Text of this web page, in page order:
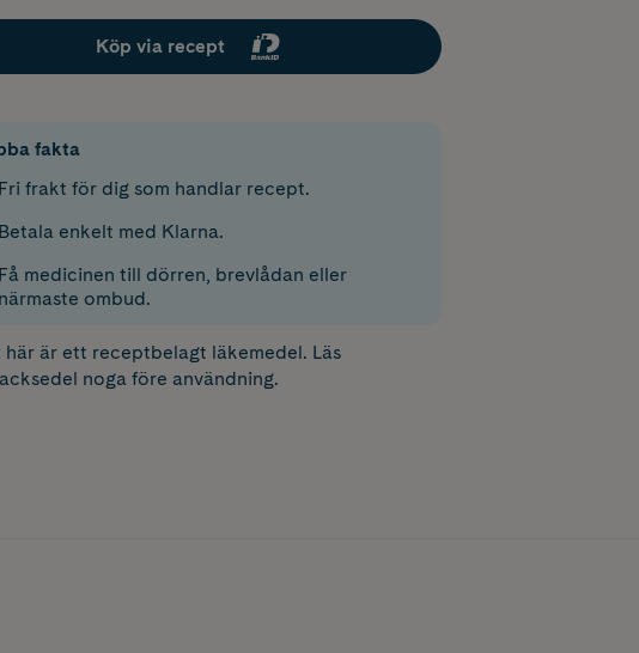
Köp via recept
fakta
Fri frakt för dig som handlar recept.
Betala enkelt med Klarna.
Få medicinen till dörren, brevlådan eller
närmaste ombud.
här är ett receptbelagt läkemedel. Läs
noga före användning.